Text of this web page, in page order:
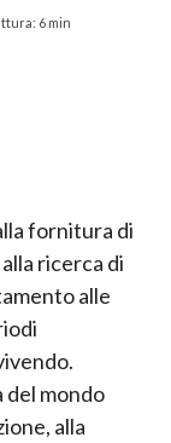
6 min
fornitura di
ricerca di
alle
del mondo
alla